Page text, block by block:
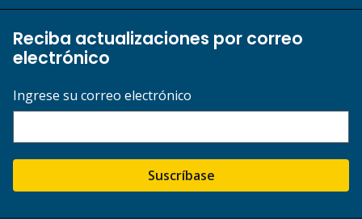
Reciba actualizaciones por correo
electrónico
Ingrese su correo electrónico
Suscríbase